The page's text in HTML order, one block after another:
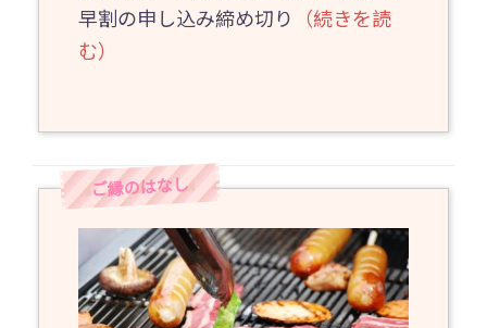
早割の申し込み締め切り
（続きを読
む）